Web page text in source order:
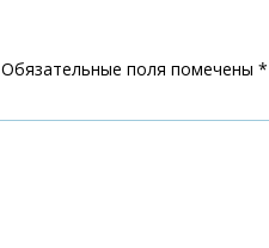
Обязательные поля помечены *